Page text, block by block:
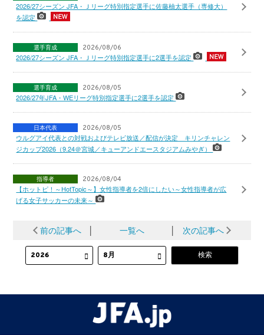
2026/27シーズン JFA・Ｊリーグ特別指定選手に佐藤柚太選手（専修大）
を認定
選手育成 2026/08/06
2026/27シーズン JFA・Ｊリーグ特別指定選手に2選手を認定
選手育成 2026/08/05
2026/27年JFA・WEリーグ特別指定選手に2選手を認定
日本代表 2026/08/05
ウルグアイ代表との対戦およびテレビ放送／配信が決定 キリンチャレン
ジカップ2026（9.24＠宮城／キューアンドエースタジアムみやぎ）
指導者 2026/08/04
【ホットピ！～HotTopic～】女性指導者を2倍にしたい～女性指導者が広
げる女子サッカーの未来～
前の記事へ │ 一覧へ │ 次の記事へ